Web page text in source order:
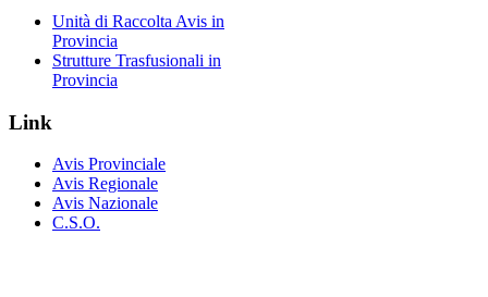
Unità di Raccolta Avis in
Provincia
Strutture Trasfusionali in
Provincia
Link
Avis Provinciale
Avis Regionale
Avis Nazionale
C.S.O.